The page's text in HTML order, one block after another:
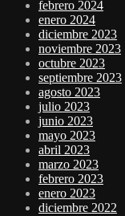
febrero 2024
enero 2024
diciembre 2023
noviembre 2023
octubre 2023
septiembre 2023
agosto 2023
julio 2023
junio 2023
mayo 2023
abril 2023
marzo 2023
febrero 2023
enero 2023
diciembre 2022